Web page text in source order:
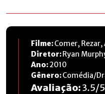
Filme:Comer,
Diretor:Ryan
Ano:2010
Gênero:Comédia/
Avaliação:3.5/5